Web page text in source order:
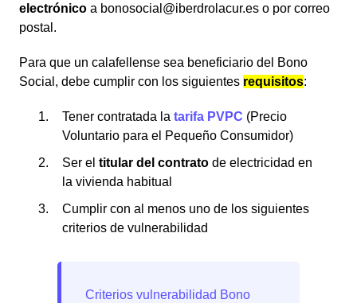
electrónico a bonosocial@iberdrolacur.es o por correo
postal.
Para que un calafellense sea beneficiario del Bono
Social, debe cumplir con los siguientes requisitos:
Tener contratada la tarifa PVPC (Precio
Voluntario para el Pequeño Consumidor)
Ser el titular del contrato de electricidad en
la vivienda habitual
Cumplir con al menos uno de los siguientes
criterios de vulnerabilidad